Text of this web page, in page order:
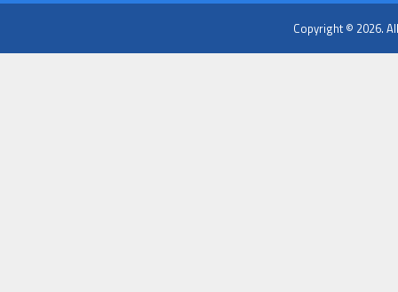
Copyright © 2026.